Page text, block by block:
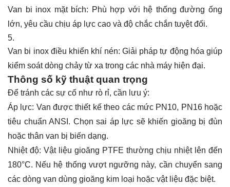
Van bi inox mặt bích: Phù hợp với hệ thống đường ống
lớn, yêu cầu chịu áp lực cao và độ chắc chắn tuyệt đối.
Van bi inox điều khiển khí nén: Giải pháp tự động hóa giúp
kiểm soát dòng chảy từ xa trong các nhà máy hiện đại.
Thông số kỹ thuật quan trọng
Để tránh các sự cố như rò rỉ, cần lưu ý:
Áp lực: Van được thiết kế theo các mức PN10, PN16 hoặc
tiêu chuẩn ANSI. Chọn sai áp lực sẽ khiến gioăng bị đùn
hoặc thân van bị biến dạng.
Nhiệt độ: Vật liệu gioăng PTFE thường chịu nhiệt lên đến
180°C. Nếu hệ thống vượt ngưỡng này, cần chuyển sang
các dòng van dùng gioăng kim loại hoặc vật liệu đặc biệt.